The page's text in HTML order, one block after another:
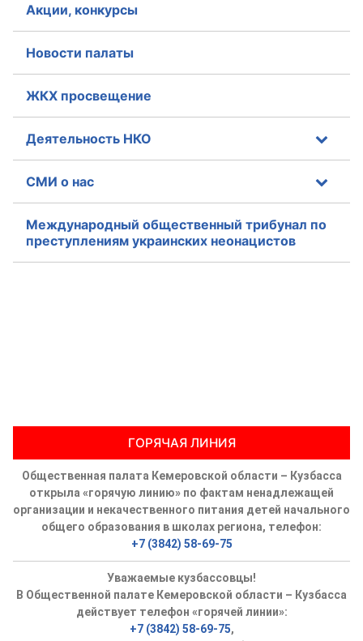
Акции, конкурсы
Новости палаты
ЖКХ просвещение
Деятельность НКО
СМИ о нас
Международный общественный трибунал по
преступлениям украинских неонацистов
ГОРЯЧАЯ ЛИНИЯ
Общественная палата Кемеровской области – Кузбасса
открыла «горячую линию» по фактам ненадлежащей
организации и некачественного питания детей начального
общего образования в школах региона, телефон:
+7 (3842) 58-69-75
Уважаемые кузбассовцы!
В Общественной палате Кемеровской области – Кузбасса
действует телефон «горячей линии»:
+7 (3842) 58-69-75,